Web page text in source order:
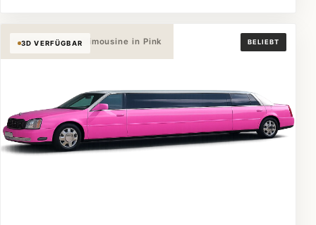
Cadillac Stretchlimousine in Pink
3D VERFÜGBAR BELIEBT